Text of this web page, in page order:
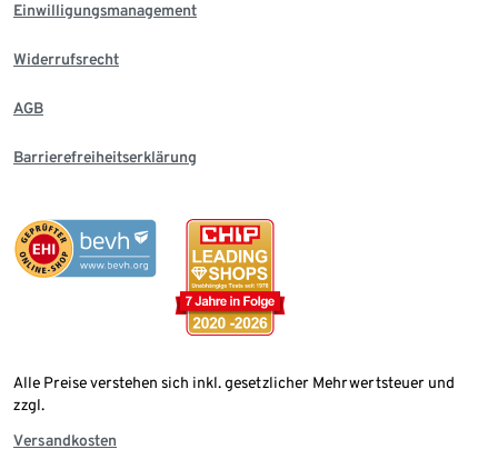
Einwilligungsmanagement
Widerrufsrecht
AGB
Barrierefreiheitserklärung
Alle Preise verstehen sich inkl. gesetzlicher Mehrwertsteuer und
zzgl.
Versandkosten